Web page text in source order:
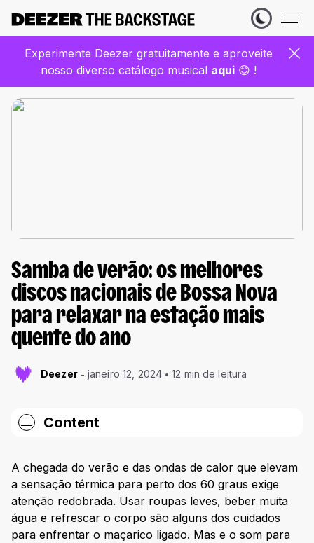
Experimente Deezer gratuitamente e aproveite
nosso diverso catálogo musical aqui 😊 !
Samba de verão: os melhores
discos nacionais de Bossa Nova
para relaxar na estação mais
quente do ano
Deezer janeiro 12, 2024 12 min de leitura
Content
A chegada do verão e das ondas de calor que elevam
a sensação térmica para perto dos 60 graus exige
atenção redobrada. Usar roupas leves, beber muita
água e refrescar o corpo são alguns dos cuidados
para enfrentar o maçarico ligado. Mas e o som para